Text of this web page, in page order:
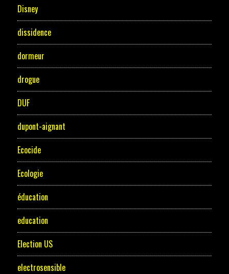
Disney
dissidence
dormeur
drogue
DUF
dupont-aignant
Ecocide
Ecologie
éducation
education
Election US
electrosensible